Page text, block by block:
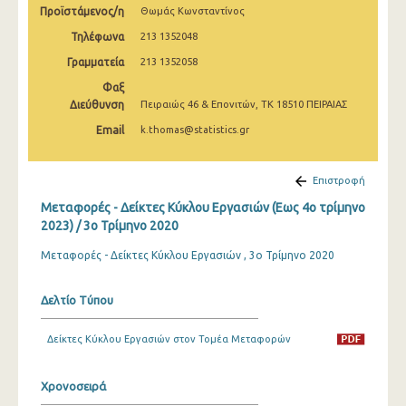
1o Τρίμηνο 2020
4o Τρίμηνο 2019
2o Τρίμηνο 2019
3o Τρίμηνο 2018
4o Τρίμηνο 2017
3o Τρίμηνο 2017
Προϊστάμενος/η Θωμάς Κωνσταντίνος
Τηλέφωνα 213 1352048
Γραμματεία 213 1352058
Φαξ
Διεύθυνση
Πειραιώς 46 & Επονιτών, ΤΚ 18510 ΠΕΙΡΑΙΑΣ
Email k.thomas@statistics.gr
Επιστροφή
Μεταφορές - Δείκτες Κύκλου Εργασιών (Εως 4ο τρίμηνο
2023) / 3o Τρίμηνο 2020
Μεταφορές - Δείκτες Κύκλου Εργασιών , 3ο Τρίμηνο 2020
Δελτίο Τύπου
Δείκτες Κύκλου Εργασιών στον Τομέα Μεταφορών
Χρονοσειρά